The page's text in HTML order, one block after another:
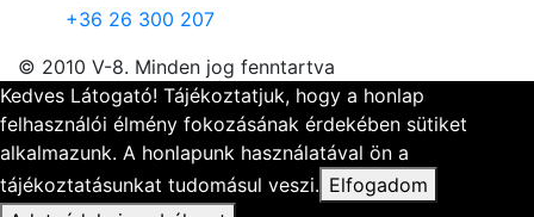
+36 26 300 207
© 2010 V-8. Minden jog fenntartva
Kedves Látogató! Tájékoztatjuk, hogy a honlap
felhasználói élmény fokozásának érdekében sütiket
alkalmazunk. A honlapunk használatával ön a
tájékoztatásunkat tudomásul veszi. Elfogadom